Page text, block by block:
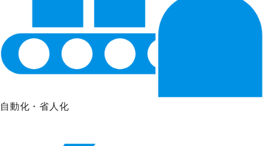
自動化・省人化